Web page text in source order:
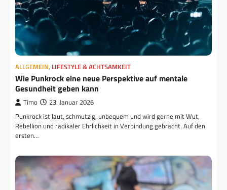
ALLGEMEIN, LIFESTYLE & ACHTSAMKEIT
Wie Punkrock eine neue Perspektive auf mentale
Gesundheit geben kann
Timo 23. Januar 2026
Punkrock ist laut, schmutzig, unbequem und wird gerne mit Wut,
Rebellion und radikaler Ehrlichkeit in Verbindung gebracht. Auf den
ersten…